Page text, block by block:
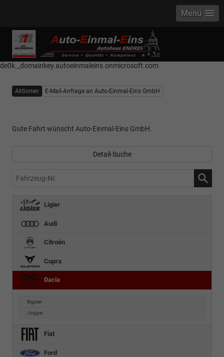
------------ Host Name : selector1._domainkey Points to address or value:
selector1-aee-de0k._domainkey.autoeinmaleins.onmicrosoft.com Host
Name : selector2._domainkey Points to address or value: selector2-aee-
de0k._domainkey.autoeinmaleins.onmicrosoft.com
Menü
Aktionen E-Mail-Anfrage an Auto-Einmal-Eins GmbH
Gute Fahrt wünscht Auto-Einmal-Eins GmbH.
Detail-Suche
Fahrzeug-
Ligier
Audi
Citroën
Cupra
Dacia
Bigster
Jogger
Fiat
Ford